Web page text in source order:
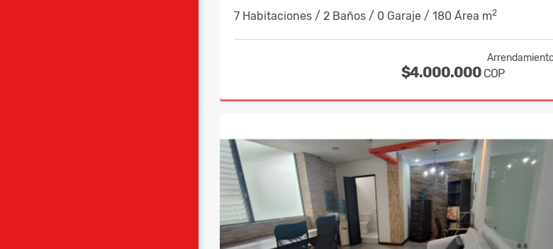
7 Habitaciones / 2 Baños / 0 Garaje / 180 Área m2
$4.000.000 COP